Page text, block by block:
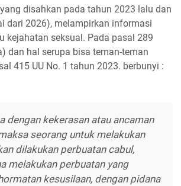
disahkan pada tahun 2023 lalu dan
dari 2026), melampirkan informasi
kejahatan seksual. Pada pasal 289
dan hal serupa bisa teman-teman
415 UU No. 1 tahun 2023. berbunyi :
dengan kekerasan atau ancaman
seorang untuk melakukan
dilakukan perbuatan cabul,
melakukan perbuatan yang
kesusilaan, dengan pidana